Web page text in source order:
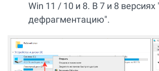
Win 11 / 10 и 8. В 7 и 8
дефрагментацию".